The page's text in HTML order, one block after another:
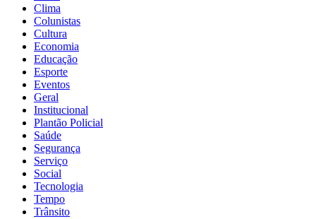
Clima
Colunistas
Cultura
Economia
Educação
Esporte
Eventos
Geral
Institucional
Plantão Policial
Saúde
Segurança
Serviço
Social
Tecnologia
Tempo
Trânsito